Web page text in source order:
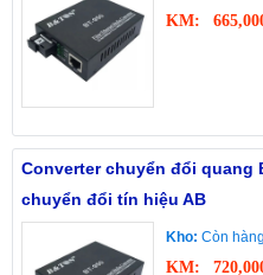
KM:
Converter chuyển đổi quang
chuyển đổi tín hiệu AB
Kho: Còn
KM: